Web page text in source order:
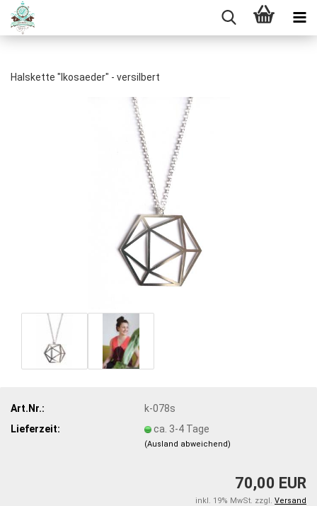
Halskette "Ikosaeder" - versilbert
Art.Nr.:
k-078s
Lieferzeit:
ca. 3-4 Tage
(Ausland abweichend)
70,00 EUR
inkl. 19% MwSt. zzgl. Versand